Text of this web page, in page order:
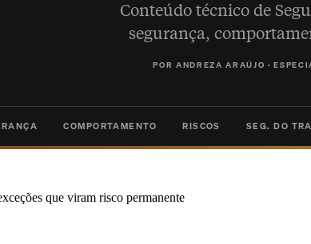
Conteúdo técnico de
segurança,
POR ANDREZA ARAÚJO ·
COMPORTAMENTO RISCOS SEG. DO
que viram risco permanente